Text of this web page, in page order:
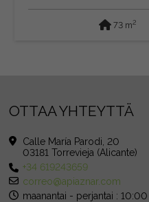
73 m2
OTTAA YHTEYTTÄ
Calle María Parodi, 20
03181 Torrevieja (Alicante)
+34 619243659
correo@apiaznar.com
maanantai - perjantai :